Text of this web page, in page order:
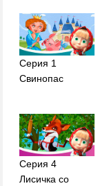
Серия 1
Свинопас
Серия 4
Лисичка со